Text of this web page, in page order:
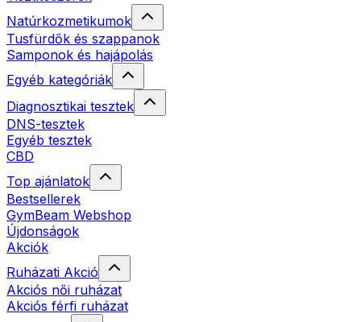
Natúrkozmetikumok
Tusfürdők és szappanok
Samponok és hajápolás
Egyéb kategóriák
Diagnosztikai tesztek
DNS-tesztek
Egyéb tesztek
CBD
Top ajánlatok
Bestsellerek
GymBeam Webshop
Újdonságok
Akciók
Ruházati Akció
Akciós női ruházat
Akciós férfi ruházat